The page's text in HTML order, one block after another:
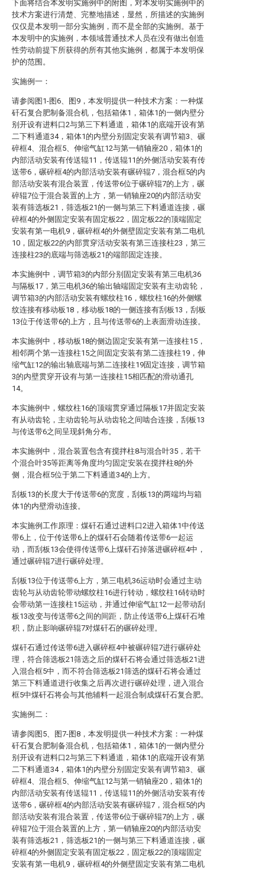
下面将结合本发明实施例中的附图，对本发明实施例中的
技术方案进行清楚、完整地描述，显然，所描述的实施例
仅仅是本发明一部分实施例，而不是全部的实施例。基于
本发明中的实施例，本领域普通技术人员在没有做出创造
性劳动前提下所获得的所有其他实施例，都属于本发明保
护的范围。
实施例一：
请参阅图1-图6、图9，本发明提供一种技术方案：一种煤
矸石复合肥制备混合机，包括箱体1，箱体1的一侧内壁分
别开设有进料口2与第三下料通道，箱体1的底端开设有第
二下料通道34，箱体1的内壁分别固定安装有调节箱3、碾
碎框4、混合框5、伸缩气缸12与第一销轴座20，箱体1的
内部活动安装有传送辊11，传送辊11的外侧活动安装有传
送带6，碾碎框4的内部活动安装有碾碎辊7，混合框5的内
部活动安装有混合装置，传送带6位于碾碎辊7的上方，碾
碎辊7位于混合装置的上方，第一销轴座20的内部活动安
装有筛选板21，筛选板21的一侧与第三下料通道连接，碾
碎框4的外侧固定安装有固定板22，固定板22的顶端固定
安装有第一电机9，碾碎框4的外侧壁固定安装有第二电机
10，固定板22的内部贯穿活动安装有第三连接柱23，第三
连接柱23的底端与筛选板21的端部固定连接。
本实施例中，调节箱3的内部分别固定安装有第三电机36
与隔板17，第三电机36的输出轴端固定安装有主动齿轮，
调节箱3的内部活动安装有螺纹柱16，螺纹柱16的外侧螺
纹连接有移动板18，移动板18的一侧连接有刮板13，刮板
13位于传送带6的上方，且与传送带6的上表面滑动连接。
本实施例中，移动板18的侧边固定安装有第一连接柱15，
相邻两个第一连接柱15之间固定安装有第二连接柱19，伸
缩气缸12的输出轴底端与第二连接柱19固定连接，调节箱
3的内壁贯穿开设有与第一连接柱15相匹配的滑动通孔
14。
本实施例中，螺纹柱16的顶端贯穿通过隔板17并固定安装
有从动齿轮，主动齿轮与从动齿轮之间啮合连接，刮板13
与传送带6之间呈现斜角分布。
本实施例中，混合装置包含有搅拌柱8与混合叶35，若干
个混合叶35等距离等角度均匀固定安装在搅拌柱8的外
侧，混合框5位于第二下料通道34的上方。
刮板13的长度大于传送带6的宽度，刮板13的两端均与箱
体1的内壁滑动连接。
本实施例工作原理：煤矸石通过进料口2进入箱体1中传送
带6上，位于传送带6上的煤矸石会随着传送带6一起运
动，而刮板13会使得传送带6上煤矸石掉落进碾碎框4中，
通过碾碎辊7进行碾碎处理。
刮板13位于传送带6上方，第三电机36运动时会通过主动
齿轮与从动齿轮带动螺纹柱16进行转动，螺纹柱16转动时
会带动第一连接柱15运动，并通过伸缩气缸12一起带动刮
板13改变与传送带6之间的间距，防止传送带6上煤矸石堆
积，防止影响碾碎辊7对煤矸石的碾碎处理。
煤矸石通过传送带6进入碾碎框4中被碾碎辊7进行碾碎处
理，符合筛选板21筛选之后的煤矸石将会通过筛选板21进
入混合框5中，而不符合筛选板21筛选的煤矸石将会通过
第三下料通道进行收集之后再次进行碾碎处理，进入混合
框5中煤矸石将会与其他辅料一起混合制成煤矸石复合肥。
实施例二：
请参阅图5、图7-图8，本发明提供一种技术方案：一种煤
矸石复合肥制备混合机，包括箱体1，箱体1的一侧内壁分
别开设有进料口2与第三下料通道，箱体1的底端开设有第
二下料通道34，箱体1的内壁分别固定安装有调节箱3、碾
碎框4、混合框5、伸缩气缸12与第一销轴座20，箱体1的
内部活动安装有传送辊11，传送辊11的外侧活动安装有传
送带6，碾碎框4的内部活动安装有碾碎辊7，混合框5的内
部活动安装有混合装置，传送带6位于碾碎辊7的上方，碾
碎辊7位于混合装置的上方，第一销轴座20的内部活动安
装有筛选板21，筛选板21的一侧与第三下料通道连接，碾
碎框4的外侧固定安装有固定板22，固定板22的顶端固定
安装有第一电机9，碾碎框4的外侧壁固定安装有第二电机